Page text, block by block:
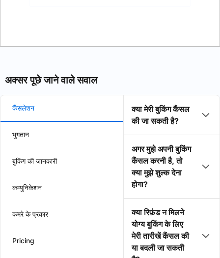
अक्सर पूछे जाने वाले सवाल
कैंसलेशन
भुगतान
बुकिंग की जानकारी
कम्युनिकेशन
कमरे के प्रकार
Pricing
क्या मेरी बुकिंग कैंसल
की जा सकती है?
अगर मुझे अपनी बुकिंग
कैंसल करनी है, तो
क्या मुझे शुल्क देना
होगा?
क्या रिफ़ंड न मिलने
योग्य बुकिंग के लिए
मेरी तारीखें कैंसल की
या बदली जा सकती